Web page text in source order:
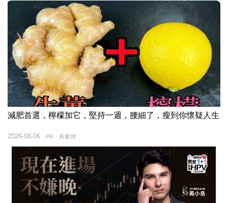
減肥首選，檸檬加它，堅持一週，腰細了，瘦到你懷疑人生
PR・新素簡
2026-08-06